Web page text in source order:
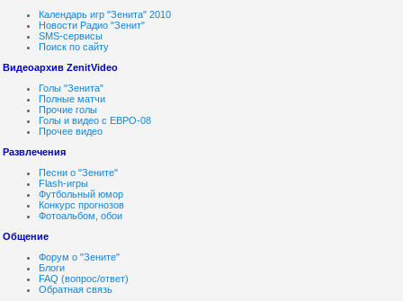
Календарь игр "Зенита" 2010
Новости Радио "Зенит"
SMS-сервисы
Поиск по сайту
Видеоархив ZenitVideo
Голы "Зенита"
Полные матчи
Прочие голы
Голы и видео с ЕВРО-08
Прочее видео
Развлечения
Песни о "Зените"
Flash-игры
Футбольный юмор
Конкурс прогнозов
Фотоальбом, обои
Общение
Форум о "Зените"
Блоги
FAQ (вопрос/ответ)
Обратная связь